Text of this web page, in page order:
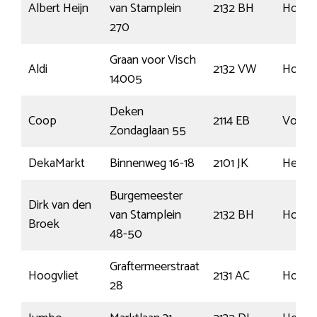
Albert Heijn
van Stamplein
270
2132 BH
Aldi
Graan voor Visch
14005
2132 VW
Coop
Deken
Zondaglaan 55
2114 EB
DekaMarkt
Binnenweg 16-18 2101 JK
Dirk van den
Broek
Burgemeester
van Stamplein
48-50
2132 BH
Hoogvliet
Graftermeerstraat
28
2131 AC